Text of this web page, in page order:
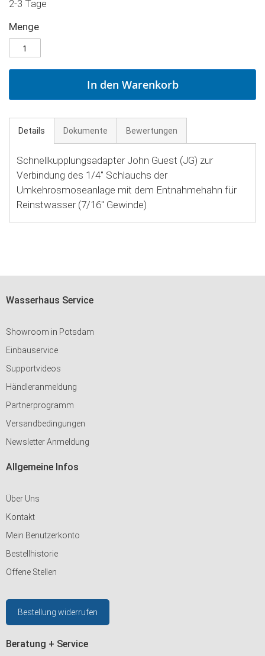
2-3 Tage
Menge
In den Warenkorb
Details Dokumente Bewertungen
Schnellkupplungsadapter John Guest (JG) zur
Verbindung des 1/4'' Schlauchs der
Umkehrosmoseanlage mit dem Entnahmehahn für
Reinstwasser (7/16'' Gewinde)
Wasserhaus Service
Showroom in Potsdam
Einbauservice
Supportvideos
Händleranmeldung
Partnerprogramm
Versandbedingungen
Newsletter Anmeldung
Allgemeine Infos
Über Uns
Kontakt
Mein Benutzerkonto
Bestellhistorie
Offene Stellen
Bestellung widerrufen
Beratung + Service